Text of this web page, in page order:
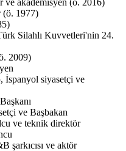
ve akademisyen (ö. 2016)
(ö. 1977)
Silahlı Kuvvetleri'nin 24.
2009)
İspanyol siyasetçi ve
ve Başbakan
ve teknik direktör
şarkıcısı ve aktör